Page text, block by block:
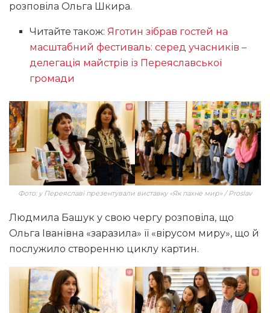
розповіла Ольга Шкира.
Читайте також:Яготин зібрав гостей на
масштабний фестиваль: серед учасників –
делегація майстрів із Переяславської
громади
Фото: у Переяславі презентували виставку «Як пахне мир» / Proslav
Людмила Башук у свою чергу розповіла, що
Ольга Іванівна «заразила» її «вірусом миру», що й
послужило створенню циклу картин.